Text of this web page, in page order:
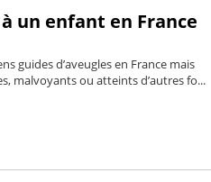
un enfant en France
guides d’aveugles en France mais
malvoyants ou atteints d’autres fo...